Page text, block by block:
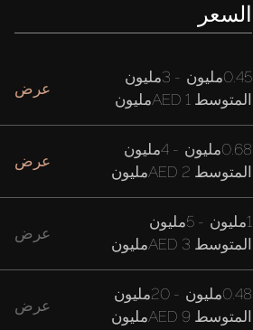
السعر
0.45مليون -
المتوسط
عرض
0.68مليون -
المتوسط
عرض
1مليون -
المتوسط
عرض
0.48مليون -
المتوسط
عرض